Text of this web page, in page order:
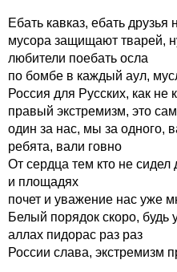
Ебать кавказ, ебать друзья
мусора защищают тварей,
любители поебать осла
по бомбе в каждый аул,
Россия для Русских, как не
правый экстремизм, это
один за нас, мы за одного,
ребята, вали говно
От сердца тем кто не
и площадях
почет и уважение нас уже
Белый порядок скоро, будь
аллах пидорас раз раз
России слава, экстремизм